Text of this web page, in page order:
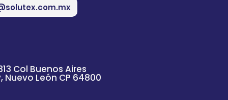
Col Buenos Aires
Nuevo León CP 64800